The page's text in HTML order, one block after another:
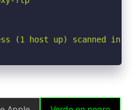
(1 host up) scanned in